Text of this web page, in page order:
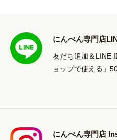
にんべん専門店
友だち追加＆LINE
ョップで使える」
にんべん専門店